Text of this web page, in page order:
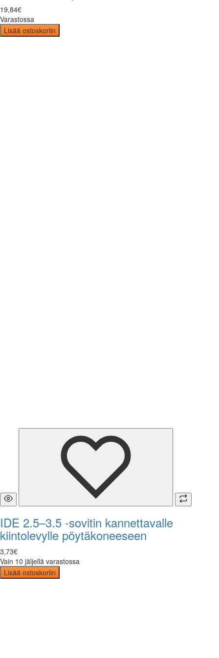
19,84€
Varastossa
Lisää ostoskoriin
IDE 2.5–3.5 -sovitin kannettavalle
kiintolevylle pöytäkoneeseen
3,73€
Vain 10 jäljellä varastossa
Lisää ostoskoriin